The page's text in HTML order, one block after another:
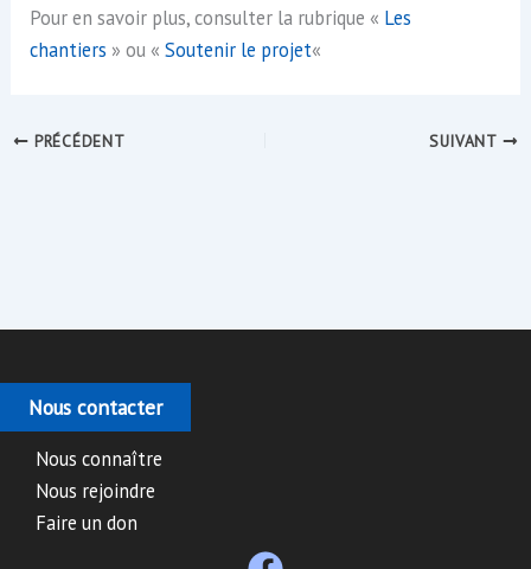
Pour en savoir plus, consulter la rubrique « Les
chantiers » ou «Soutenir le projet«
PRÉCÉDENT SUIVANT
Nous contacter
Nous connaître
Nous rejoindre
Faire un don